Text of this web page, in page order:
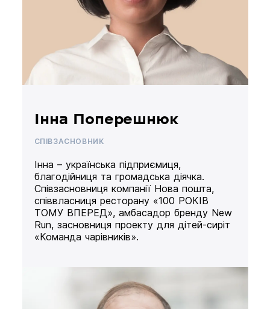
Інна Поперешнюк
СПІВЗАСНОВНИК
Інна – українська підприємиця,
благодійниця та громадська діячка.
Співзасновниця компанії Нова пошта,
співвласниця ресторану «100 РОКІВ
ТОМУ ВПЕРЕД», амбасадор бренду New
Run, засновниця проекту для дітей-сиріт
«Команда чарівників».